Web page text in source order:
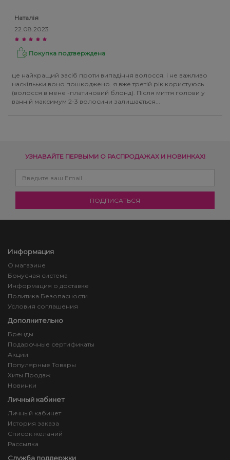
Наталія
22.08.2023
Покупка подтверждена
це найкращий засіб проти випадіння волосся. і не важливо
наскілььки воно пошкоджено. я вже третій рік користуюсь
(волосся в мене -платиновий блонд). Після миття голови у
ванній максимум 2-3 волосини залишається...
УЗНАВАЙТЕ ПЕРВЫМИ О РАСПРОДАЖАХ И НОВИНКАХ!
Информация
О магазине
Бонусная система
Информация о доставке
Политика Безопасности
Условия соглашения
Дополнительно
Бренды
Подарочные сертификаты
Акции
Популярные Товары
Хиты Продаж
Новинки
Личный кабинет
Личный кабинет
История заказа
Список желаний
Рассылка
Служба поддержки